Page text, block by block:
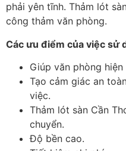
phải yên tĩnh. Thảm lót
công thảm văn phòng.
Các ưu điểm của việc sử
Giúp văn phòng
Tạo cảm giác an
việc.
Thảm lót sàn Cần
chuyển.
Độ bền cao.